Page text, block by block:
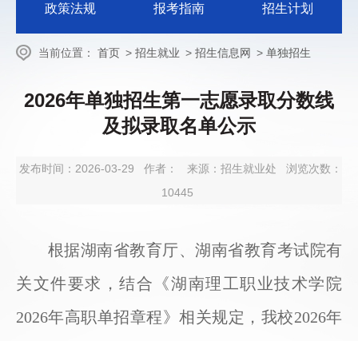
政策法规 报考指南 招生计划
当前位置： 首页 > 招生就业 > 招生信息网 > 单独招生
2026年单独招生第一志愿录取分数线
及拟录取名单公示
发布时间：2026-03-29 作者： 来源：招生就业处
浏览次数：
10445
根据湖南省教育厅、湖南省教育考试院有
关文件要求 ，结合 《湖南理工职业技术学院
2026年高职单招章程》相关规定，我校2026年